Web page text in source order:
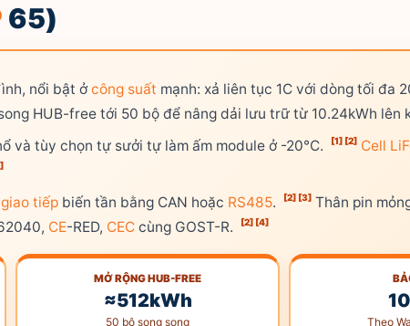
65)
nổi bật ởcông suất mạnh: xả liên tục 1C với dòng tối đa
HUB-free tới 50 bộ để nâng dải lưu trữ từ 10.24kWh lên
và tùy chọn tự sưởi tự làm ấm module ở -20°C. [1] [2] Cell
giao tiếp biến tần bằng CAN hoặc RS485. [2] [3] Thân pin
CE-RED, CEC cùng GOST-R. [2] [4]
MỞ RỘNG HUB-FREE
≈512kWh
50 bộ song song Theo